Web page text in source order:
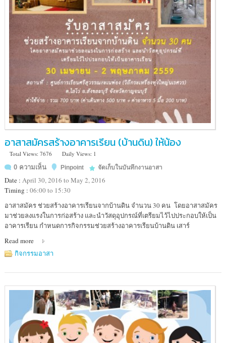
อาสาสมัครสร้างอาคารเรียน (บ้านดิน) ให้น้อง
Total Views: 7676
Daily Views: 1
0 ความเห็น
Pinpoint จัดเก็บในบันทึกงานอาสา
Date : April 30, 2016 to May 2, 2016
Timing : 06:00 to 15:30
Location
:
ศูนย์
เรียน
ชุมชน
สุ
วรรณ
(วิถี
กะเหรี่ยง
อาสาสมัคร ช่วยสร้างอาคารเรียนจากบ้านดิน จำนวน 30 คน โดยอาสาสมัคร
มาช่วยลงแรงในการก่อสร้าง และนำวัสดุอุปกรณ์ที่เตรียมไว้ไปประกอบให้เป็น
อาคารเรียน กำหนดการกิจกรรมช่วยสร้างอาคารเรียนบ้านดิน เสาร์
Read more
กิจกรรมอาสา